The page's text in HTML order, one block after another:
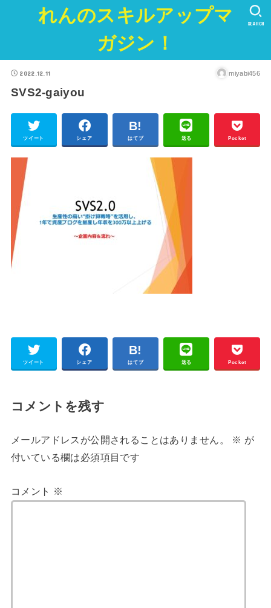
れんのスキルアップマ
ガジン！
SEARCH
2022.12.11 miyabi456
SVS2-gaiyou
ツイート シェア はてブ 送る Pocket
ツイート シェア はてブ 送る Pocket
コメントを残す
メールアドレスが公開されることはありません。 ※ が
付いている欄は必須項目です
コメント ※